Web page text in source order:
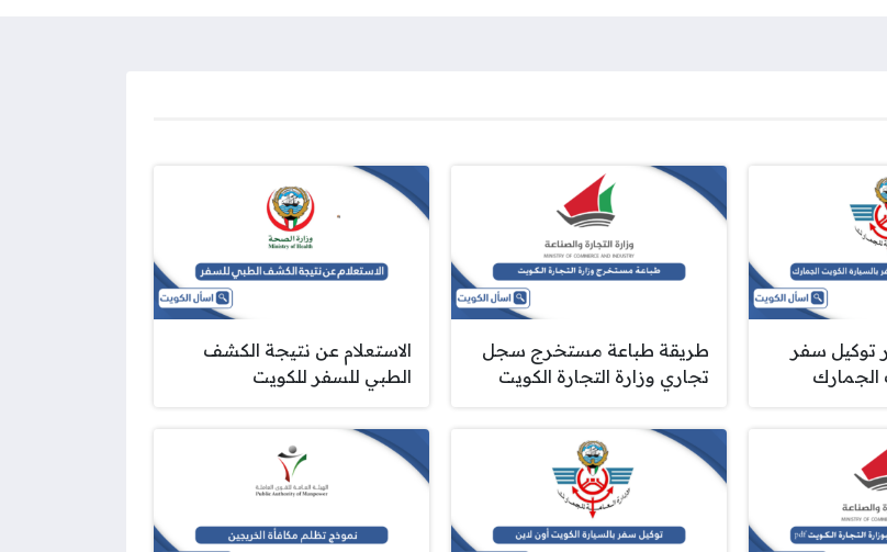
توكيل سفر
الجمارك
طريقة طباعة مستخرج سجل
تجاري وزارة التجارة الكويت
الاستعلام عن نتيجة الكشف
الطبي للسفر للكويت